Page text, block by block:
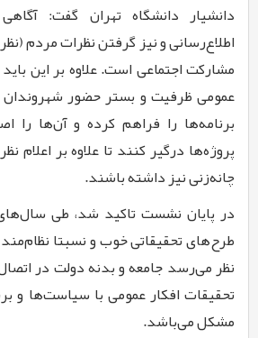
دانشیار دانشگاه تهران گفت:
اطلاع‌رسانی و نیز گرفتن نظرات مردم
مشارکت اجتماعی است. علاوه بر این
عمومی ظرفیت و بستر حضور
برنامه‌ها را فراهم کرده و آن‌ها را
پروژه‌ها درگیر کنند تا علاوه بر اعلام
چانه‌زنی نیز داشته باشند.
در پایان نشست تاکید شد، طی
طرح‌های تحقیقاتی خوب و نسبتا
نظر می‌رسد جامعه و بدنه دولت در
تحقیقات افکار عمومی با سیاست‌ها و
مشکل می‌باشد.